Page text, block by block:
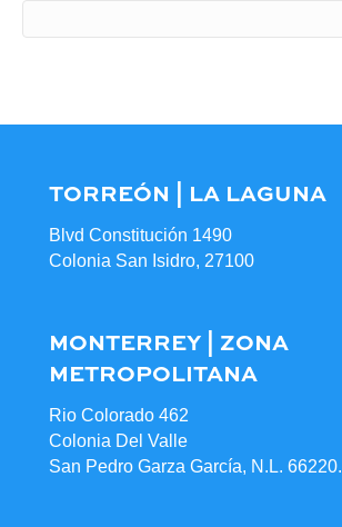
TORREÓN | LA LAGUNA
Blvd Constitución 1490
Colonia San Isidro, 27100
MONTERREY | ZONA
METROPOLITANA
Rio Colorado 462
Colonia Del Valle
San Pedro Garza García, N.L. 66220.